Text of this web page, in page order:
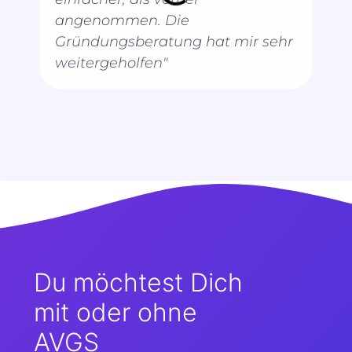
angenommen. Die
Gründungsberatung hat mir sehr
weitergeholfen"
Du möchtest Dich
mit oder ohne
AVGS